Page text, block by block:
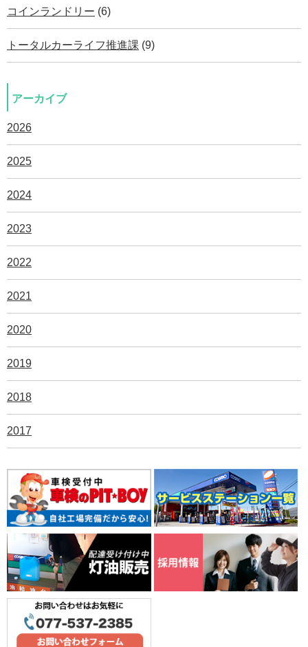
コインランドリー (6)
トータルカーライフ推進課 (9)
アーカイブ
2026
2025
2024
2023
2022
2021
2020
2019
2018
2017